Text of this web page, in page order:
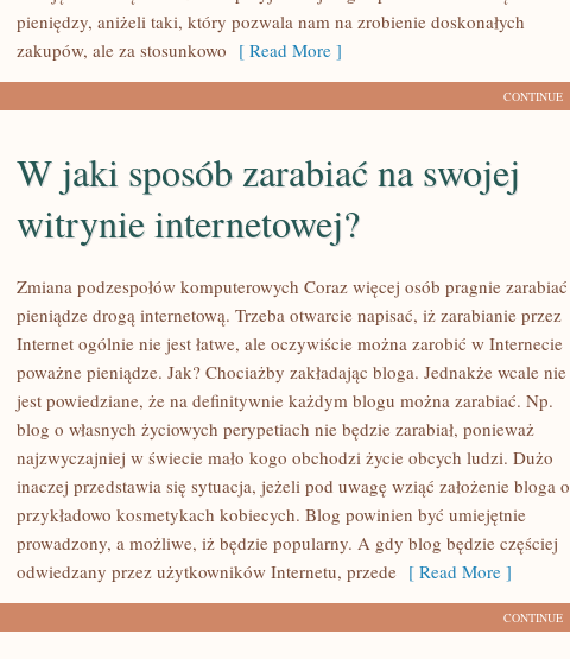
pieniędzy, aniżeli taki, który pozwala nam na zrobienie doskonałych
zakupów, ale za stosunkowo [ Read More ]
CONTINUE
JAKI
ZARABIAĆ
WITRYNIE
W jaki sposób zarabiać na swojej
witrynie internetowej?
Zmiana podzespołów komputerowych Coraz więcej osób pragnie zarabiać
pieniądze drogą internetową. Trzeba otwarcie napisać, iż zarabianie przez
Internet ogólnie nie jest łatwe, ale oczywiście można zarobić w Internecie
poważne pieniądze. Jak? Chociażby zakładając bloga. Jednakże wcale nie
jest powiedziane, że na definitywnie każdym blogu można zarabiać. Np.
blog o własnych życiowych perypetiach nie będzie zarabiał, ponieważ
najzwyczajniej w świecie mało kogo obchodzi życie obcych ludzi. Dużo
inaczej przedstawia się sytuacja, jeżeli pod uwagę wziąć założenie bloga o
przykładowo kosmetykach kobiecych. Blog powinien być umiejętnie
prowadzony, a możliwe, iż będzie popularny. A gdy blog będzie częściej
odwiedzany przez użytkowników Internetu, przede [ Read More ]
CONTINUE